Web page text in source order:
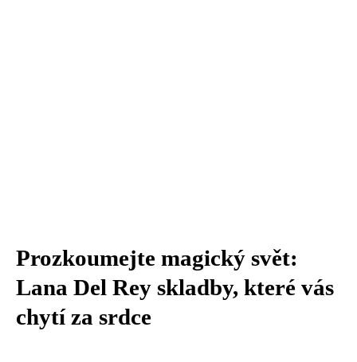
Prozkoumejte magický svět:
Lana Del Rey skladby, které vás
chytí za srdce